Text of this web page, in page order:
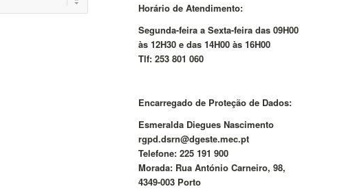
Horário de Atendimento:
Segunda-feira a Sexta-feira das 09H00
às 12H30 e das 14H00 às 16H00
Tlf: 253 801 060
Encarregado de Proteção de Dados:
Esmeralda Diegues Nascimento
rgpd.dsrn@dgeste.mec.pt
Telefone: 225 191 900
Morada: Rua António Carneiro, 98,
4349-003 Porto